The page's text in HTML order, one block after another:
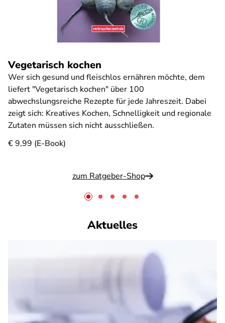
Vegetarisch kochen
Wer sich gesund und fleischlos ernähren möchte, dem
liefert "Vegetarisch kochen" über 100
abwechslungsreiche Rezepte für jede Jahreszeit. Dabei
zeigt sich: Kreatives Kochen, Schnelligkeit und regionale
Zutaten müssen sich nicht ausschließen.
€ 9,99 (E-Book)
zum Ratgeber-Shop
Aktuelles